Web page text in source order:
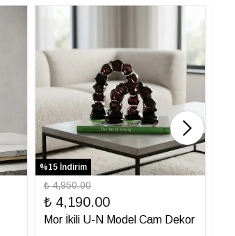
%15 İndirim
₺ 4,950.00
₺ 4,190.00
Mor İkili U-N Model Cam Dekor